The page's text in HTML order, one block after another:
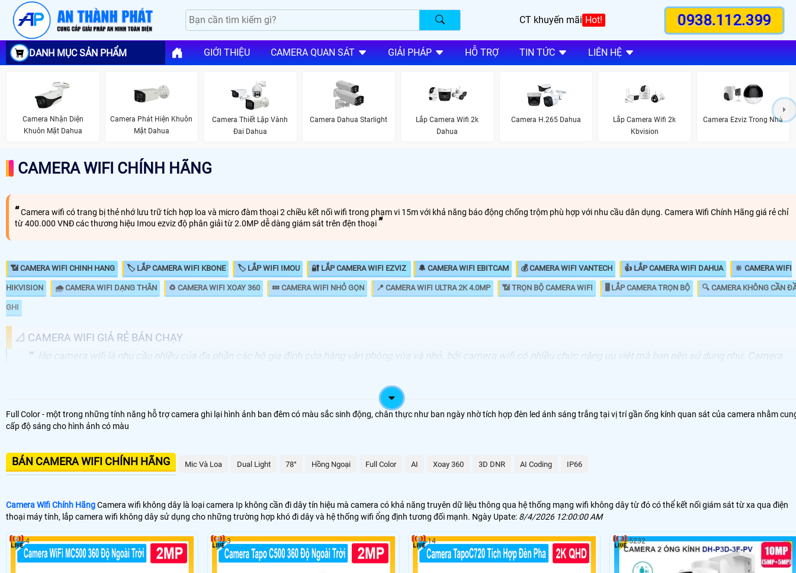
CT khuyến mãi Hot! 0938.112.399
DANH MỤC SẢN PHẨM GIỚI THIỆU CAMERA QUAN SÁT GIẢI PHÁP HỖ TRỢ TIN TỨC LIÊN HỆ
Camera Nhận Diện
Khuôn Mặt Dahua
Camera Phát Hiện Khuôn
Mặt Dahua
Camera Thiết Lập Vành
Đai Dahua
Camera Dahua Starlight
Lắp Camera Wifi 2k
Dahua
Camera H.265 Dahua
Lắp Camera Wifi 2k
Kbvision
Camera Ezviz Trong Nhà
CAMERA WIFI CHÍNH HÃNG
Camera wifi có trang bị thẻ nhớ lưu trữ tích hợp loa và micro đàm thoại 2 chiều kết nối wifi trong phạm vi 15m với khả năng báo động chống trộm phù hợp với nhu cầu dân dụng. Camera Wifi Chính Hãng giá rẻ chỉ
từ 400.000 VNĐ các thương hiệu Imou ezviz độ phân giải từ 2.0MP dễ dàng giám sát trên đện thoại
📶 CAMERA WIFI CHINH HANG 🏷 LẮP CAMERA WIFI KBONE 🏷 LẮP WIFI IMOU 🔐 LẮP CAMERA WIFI EZVIZ 🔔 CAMERA WIFI EBITCAM 💰 CAMERA WIFI VANTECH 👍 LẮP CAMERA WIFI DAHUA 🔆 CAMERA WIFI
HIKVISION 🌧️ CAMERA WIFI DẠNG THÂN ♻️ CAMERA WIFI XOAY 360 💤 CAMERA WIFI NHỎ GỌN 📍 CAMERA WIFI ULTRA 2K 4.0MP 📶 TRỌN BỘ CAMERA WIFI 🖥 LẮP CAMERA TRỌN BỘ 🔍 CAMERA KHÔNG CẦN
GHI
📐 CAMERA WIFI GIÁ RẺ BÁN CHẠY
🤵 lắp camera wifi là nhu cầu nhiều của đa phần các hộ gia đình cửa hàng văn phòng vừa và nhỏ. bởi camera wifi có nhiều chức năng ưu việt mà bạn nên sử dụng như. Camera
NHU CẦU LẮP CAMERA WIFI GIÁ LẮP LOẠI CAMERA
📸 Lắp Camera Wifi 360 Giá Rẻ
🎙 Camera Wifi 360 Ngoài Trời
💎 Camera Wifi 4MP 360 Ngoài Trời 1.980.000 VNĐ
🌟️ Thị trường camera có rất nhiều thương hiệu khác nhau. giá của camera wifi cũng có nhiều nơi bán khác nhau tuy nhiên với camera wifi chính hãng dịch vụ hổ trợ tốt là điều ưu tiên hơn cả giá camera. Bạn không thể
sánh camera wifi trên mạng xã hội với camera wifi được công ty cửa hàng uy tín bán được bởi liên quan nhiều đến chất lượng sản phẩm , dịch vụ bảo hành và dịch vụ hổ trợ khách hàng 🌀
Full Color - một trong những tính năng hỗ trợ camera ghi lại hình ảnh ban đêm có màu sắc sinh động, chân thực như ban ngày nhờ tích hợp đèn led ánh sáng trắng tại vị trí gần ống kính quan sát của camera nhằm
cấp độ sáng cho hình ảnh có màu
BÁN CAMERA WIFI CHÍNH HÃNG Mic Và Loa Dual Light 78° Hồng Ngoại Full Color AI Xoay 360 3D DNR AI Coding IP66
Camera Wifi Chính HãngCamera wifi không dây là loại camera Ip không cần đi dây tín hiệu mà camera có khả năng truyên dữ liệu thông qua hệ thống mạng wifi không dây từ đó có thể kết nối giám sát từ xa qua điện
thoại máy tính, lắp camera wifi không dây sử dụng cho những trường hợp khó đi dây và hệ thống wifi ổng định tương đối mạnh. Ngày Upate: 8/4/2026 12:00:00 AM
4 3 14 5232